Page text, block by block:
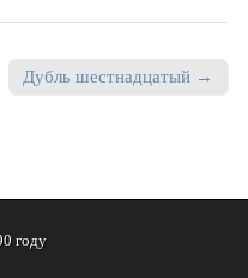
Дубль шестнадцатый →
году